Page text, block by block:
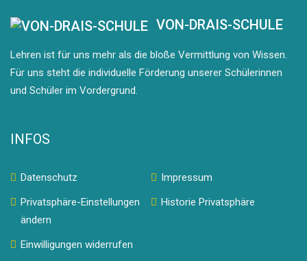
VON-DRAIS-SCHULE
Lehren ist für uns mehr als die bloße Vermittlung von Wissen.
Für uns steht die individuelle Förderung unserer Schülerinnen
und Schüler im Vordergrund.
INFOS
Datenschutz
Impressum
Privatsphäre-Einstellungen
ändern
Historie Privatsphäre
Einwilligungen widerrufen